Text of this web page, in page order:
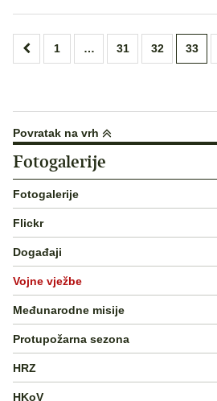
Brojevi
1 … 31 32 33
Povratak na vrh
Fotogalerije
Fotogalerije
Flickr
Događaji
Vojne vježbe
Međunarodne misije
Protupožarna sezona
HRZ
HKoV